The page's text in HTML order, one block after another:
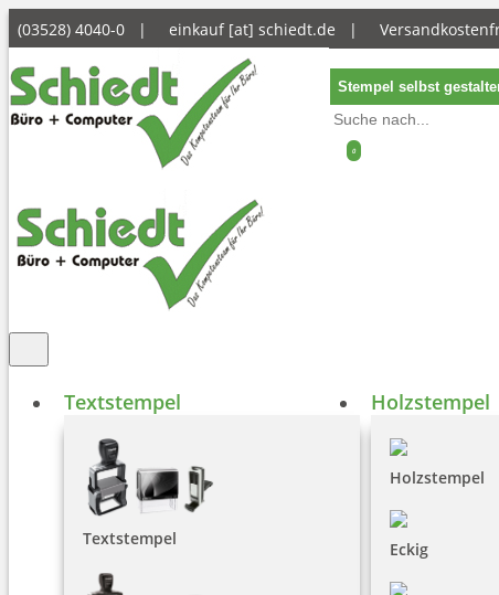
(03528) 4040-0 | einkauf [at] schiedt.de |
Stempel selbst
0
Textstempel
Textstempel
Holzstempel
Holzstempel
Eckig